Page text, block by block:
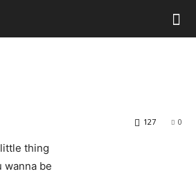
0
127
thing
wanna be